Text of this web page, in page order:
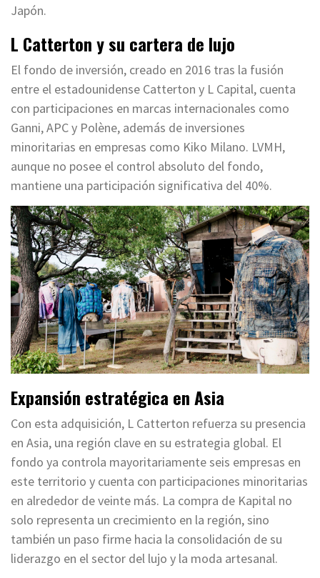
Japón.
L Catterton y su cartera de lujo
El fondo de inversión, creado en 2016 tras la fusión
entre el estadounidense Catterton y L Capital, cuenta
con participaciones en marcas internacionales como
Ganni, APC y Polène, además de inversiones
minoritarias en empresas como Kiko Milano. LVMH,
aunque no posee el control absoluto del fondo,
mantiene una participación significativa del 40%.
Expansión estratégica en Asia
Con esta adquisición, L Catterton refuerza su presencia
en Asia, una región clave en su estrategia global. El
fondo ya controla mayoritariamente seis empresas en
este territorio y cuenta con participaciones minoritarias
en alrededor de veinte más. La compra de Kapital no
solo representa un crecimiento en la región, sino
también un paso firme hacia la consolidación de su
liderazgo en el sector del lujo y la moda artesanal.